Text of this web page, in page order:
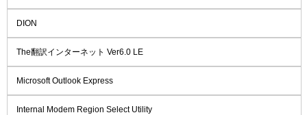
DION
The翻訳インターネット Ver6.0 LE
Microsoft Outlook Express
Internal Modem Region Select Utility